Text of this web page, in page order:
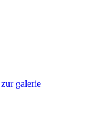
zur galerie